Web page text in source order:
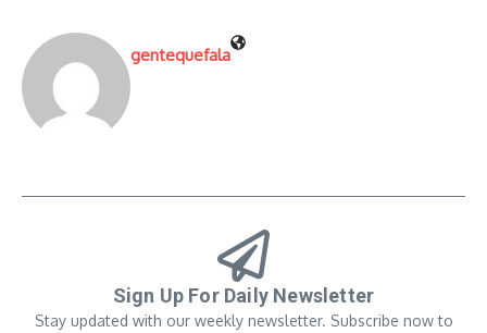
gentequefala
Sign Up For Daily Newsletter
Stay updated with our weekly newsletter. Subscribe now to